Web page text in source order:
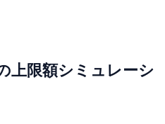
上限額シミュレーシ